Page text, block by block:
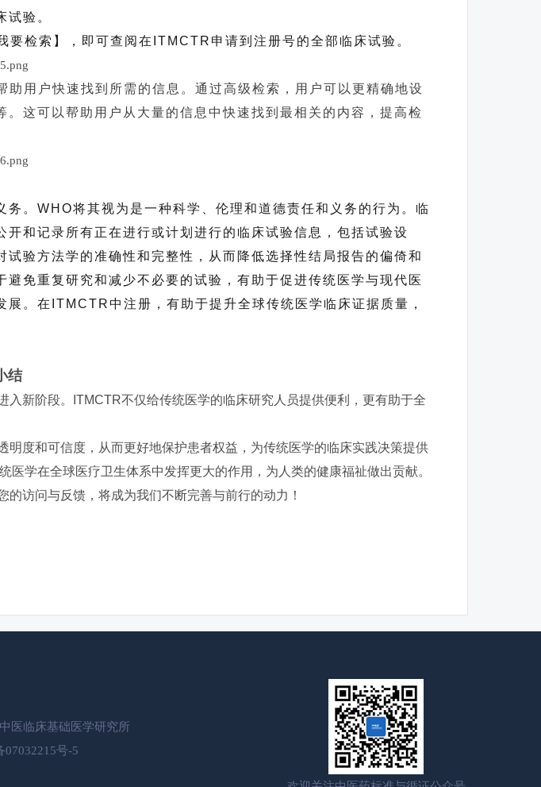
验。
检索】，即可查阅在ITMCTR申请到注册号的全部临床试验。
用户快速找到所需的信息。通过高级检索，用户可以更精确地设
这可以帮助用户从大量的信息中快速找到最相关的内容，提高检
。WHO将其视为是一种科学、伦理和道德责任和义务的行为。临
和记录所有正在进行或计划进行的临床试验信息，包括试验设
验方法学的准确性和完整性，从而降低选择性结局报告的偏倚和
免重复研究和减少不必要的试验，有助于促进传统医学与现代医
。在ITMCTR中注册，有助于提升全球传统医学临床证据质量，
结
新阶段。ITMCTR不仅给传统医学的临床研究人员提供便利，更有助于全
度和可信度，从而更好地保护患者权益，为传统医学的临床实践决策提供
学在全球医疗卫生体系中发挥更大的作用，为人类的健康福祉做出贡献。
访问与反馈，将成为我们不断完善与前行的动力！
医临床基础医学研究所
07032215号-5